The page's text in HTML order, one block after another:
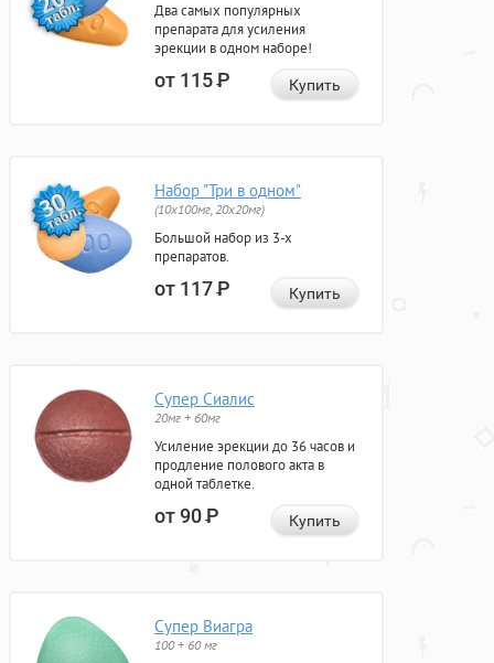
Два самых популярных
препарата для усиления
эрекции в одном наборе!
от 115Р Купить
Набор "Три в одном"
(10x100мг, 20x20мг)
Большой набор из 3-х
препаратов.
от 117Р Купить
Супер Сиалис
20мг + 60мг
Усиление эрекции до 36 часов и
продление полового акта в
одной таблетке.
от 90Р Купить
Супер Виагра
100 + 60 мг